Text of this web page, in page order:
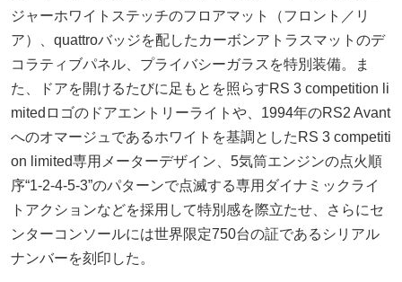
ジャーホワイトステッチのフロアマット（フロント／リ
ア）、quattroバッジを配したカーボンアトラスマットのデ
コラティブパネル、プライバシーガラスを特別装備。ま
た、ドアを開けるたびに足もとを照らすRS 3 competition li
mitedロゴのドアエントリーライトや、1994年のRS2 Avant
へのオマージュであるホワイトを基調としたRS 3 competiti
on limited専用メーターデザイン、5気筒エンジンの点火順
序“1-2-4-5-3”のパターンで点滅する専用ダイナミックライ
トアクションなどを採用して特別感を際立たせ、さらにセ
ンターコンソールには世界限定750台の証であるシリアル
ナンバーを刻印した。